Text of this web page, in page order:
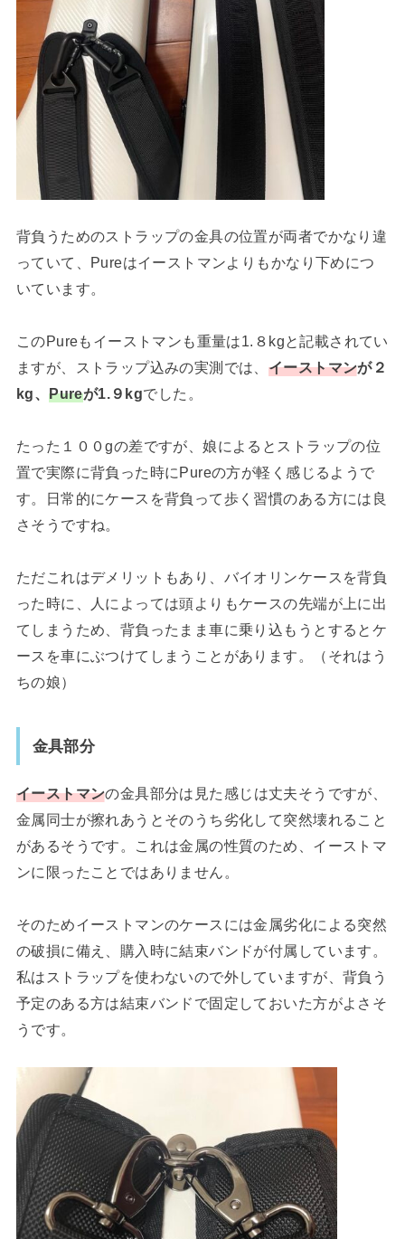
背負うためのストラップの金具の位置が両者でかなり違
っていて、Pureはイーストマンよりもかなり下めにつ
いています。
このPureもイーストマンも重量は1.８kgと記載されてい
ますが、ストラップ込みの実測では、 イーストマンが２
kg、Pureが1.９kgでした。
たった１００gの差ですが、娘によるとストラップの位
置で実際に背負った時にPureの方が軽く感じるようで
す。日常的にケースを背負って歩く習慣のある方には良
さそうですね。
ただこれはデメリットもあり、バイオリンケースを背負
った時に、人によっては頭よりもケースの先端が上に出
てしまうため、背負ったまま車に乗り込もうとするとケ
ースを車にぶつけてしまうことがあります。（それはう
ちの娘）
金具部分
イーストマンの金具部分は見た感じは丈夫そうですが、
金属同士が擦れあうとそのうち劣化して突然壊れること
があるそうです。これは金属の性質のため、イーストマ
ンに限ったことではありません。
そのためイーストマンのケースには金属劣化による突然
の破損に備え、購入時に結束バンドが付属しています。
私はストラップを使わないので外していますが、背負う
予定のある方は結束バンドで固定しておいた方がよさそ
うです。